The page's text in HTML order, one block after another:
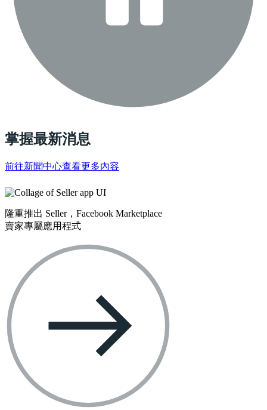
掌握最新消息
前往新聞中心查看更多內容
隆重推出 Seller，Facebook Marketplace
賣家專屬應用程式